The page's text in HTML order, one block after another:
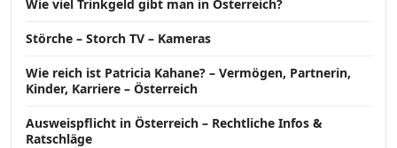
Wie viel Trinkgeld gibt man in Österreich?
Störche – Storch TV – Kameras
Wie reich ist Patricia Kahane? – Vermögen, Partnerin,
Kinder, Karriere – Österreich
Ausweispflicht in Österreich – Rechtliche Infos &
Ratschläge